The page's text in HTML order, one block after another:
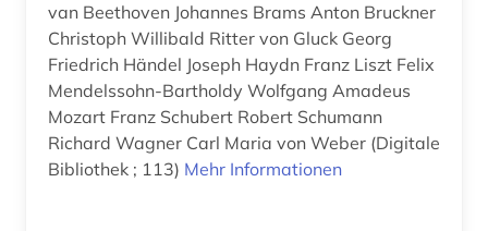
bundesdatenschutzgesetz (2)
bundesfinanzhof (2)
bundesgerichtshof (4)
bundesgesetzblatt teil i (1)
van Beethoven Johannes Brams Anton Bruckner
Christoph Willibald Ritter von Gluck Georg
Friedrich Händel Joseph Haydn Franz Liszt Felix
Mendelssohn-Bartholdy Wolfgang Amadeus
Mozart Franz Schubert Robert Schumann
Richard Wagner Carl Maria von Weber (Digitale
Bibliothek ; 113) Mehr Informationen